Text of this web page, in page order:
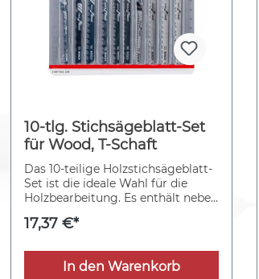
10-tlg. Stichsägeblatt-Set
für Wood, T-Schaft
Das 10-teilige Holzstichsägeblatt-
Set ist die ideale Wahl für die
Holzbearbeitung. Es enthält neben
und feine Schnitte auch welche
Weichholz.
17,37 €*
In den Warenkorb